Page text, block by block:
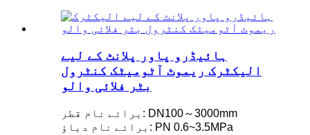
ہائیڈرو پاور پلانٹ کے لیے
الیکٹرک ریموٹ آٹومیٹک کنٹرول
بٹر فلائی والو
برائے نام قطر: DN100～3000mm
برائے نام دباؤ: PN 0.6~3.5MPa